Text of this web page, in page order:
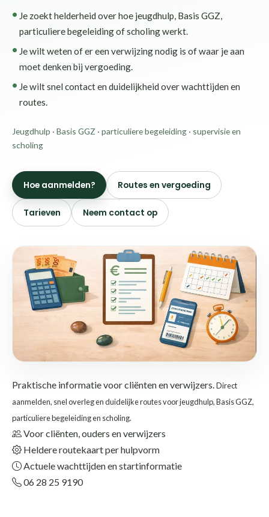
Je zoekt helderheid over hoe jeugdhulp, Basis GGZ,
particuliere begeleiding of scholing werkt.
Je wilt weten of er een verwijzing nodig is of waar je aan
moet denken bij vergoeding.
Je wilt snel contact en duidelijkheid over wachttijden en
routes.
Jeugdhulp · Basis GGZ · particuliere begeleiding · supervisie en
scholing
Hoe aanmelden? Routes en vergoeding
Tarieven Neem contact op
Praktische informatie voor cliënten en verwijzers.Direct
aanmelden, snel overleg en duidelijke routes voor jeugdhulp, Basis GGZ,
particuliere begeleiding en scholing.
Voor cliënten, ouders en verwijzers
Heldere routekaart per hulpvorm
Actuele wachttijden en startinformatie
06 28 25 9190